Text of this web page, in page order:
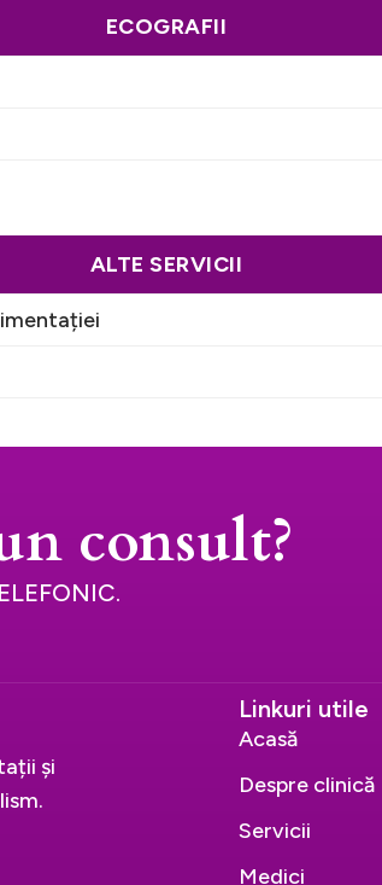
ECOGRAFII
ALTE SERVICII
consult?
și
Linkuri utile
Acasă
Despre clinică
Servicii
Medici